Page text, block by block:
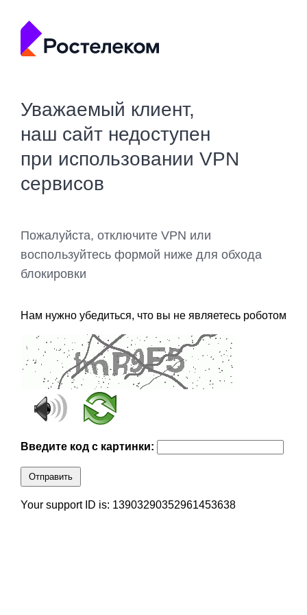
Уважаемый клиент,
наш сайт недоступен
при использовании VPN
сервисов
Пожалуйста, отключите VPN или
воспользуйтесь формой ниже для обхода
блокировки
Нам нужно убедиться, что вы не являетесь роботом
Введите код с картинки:
Отправить
Your support ID is: 13903290352961453638